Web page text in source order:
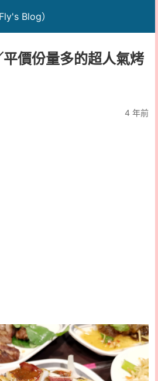
Blog）
價份量多的超人氣烤
4 年前